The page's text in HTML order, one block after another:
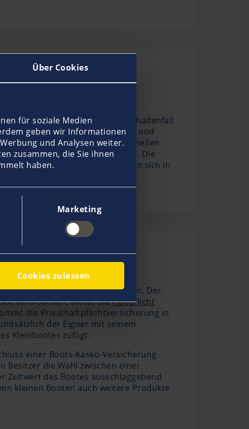
Über Cookies
für soziale Medien
geben wir Informationen
und Analysen weiter.
zusammen, die Sie ihnen
haben.
Marketing
Cookies zulassen
geht am besten mit dem
passieren – was im Schadenfall
werden – auch für Angelboote und
Versicherung. Unsere speziellen
und einer Leistung bis 50 PS. Die
Versicherungen: Sie lassen sich in
flexibler geht’s nicht!
Versicherung abschließen. Der
verursachen, bietet dieHaftpflicht
die Privathaftpflichtversicherung in
der Eigner mit seinem
Kleinbootes zufügt.
einer Boots-Kasko-Versicherung.
Besitzer die Wahl zwischen einer
Zeitwert des Bootes ausschlaggebend
kleinen Booten auch weitere Produkte